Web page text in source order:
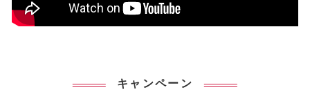
キャンペーン